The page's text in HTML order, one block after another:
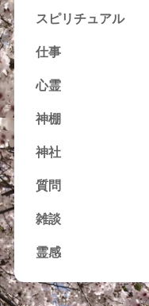
スピリチュアル
仕事
心霊
神棚
神社
質問
雑談
霊感